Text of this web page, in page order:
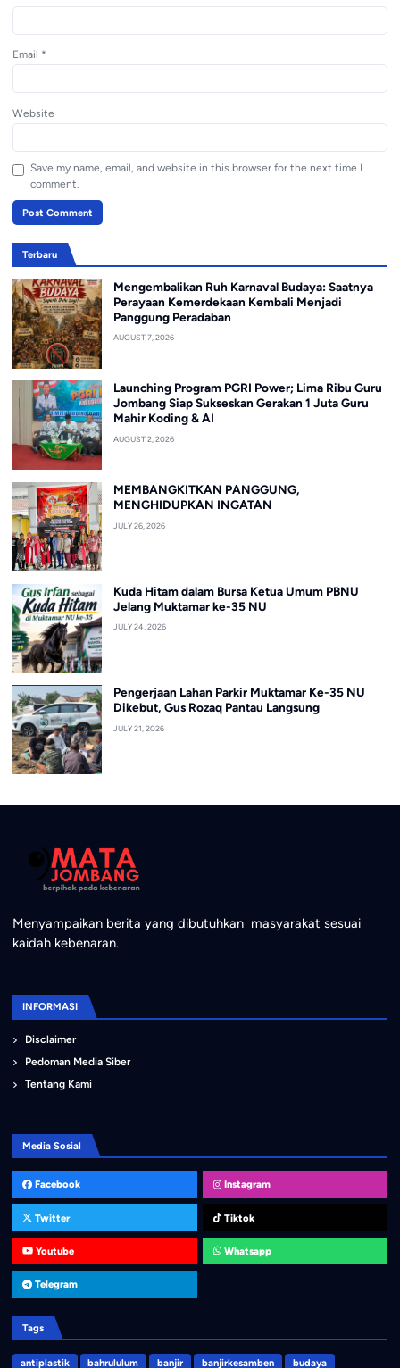
Email *
Website
Save my name, email, and website in this browser for the next time I
comment.
Terbaru
Mengembalikan Ruh Karnaval Budaya: Saatnya
Perayaan Kemerdekaan Kembali Menjadi
Panggung Peradaban
AUGUST 7, 2026
Launching Program PGRI Power; Lima Ribu Guru
Jombang Siap Sukseskan Gerakan 1 Juta Guru
Mahir Koding & AI
AUGUST 2, 2026
MEMBANGKITKAN PANGGUNG,
MENGHIDUPKAN INGATAN
JULY 26, 2026
Kuda Hitam dalam Bursa Ketua Umum PBNU
Jelang Muktamar ke-35 NU
JULY 24, 2026
Pengerjaan Lahan Parkir Muktamar Ke-35 NU
Dikebut, Gus Rozaq Pantau Langsung
JULY 21, 2026
Menyampaikan berita yang dibutuhkan masyarakat sesuai
kaidah kebenaran.
INFORMASI
Disclaimer
Pedoman Media Siber
Tentang Kami
Media Sosial
Facebook Instagram
Twitter Tiktok
Youtube Whatsapp
Telegram
Tags
antiplastik bahrululum banjir banjirkesamben budaya